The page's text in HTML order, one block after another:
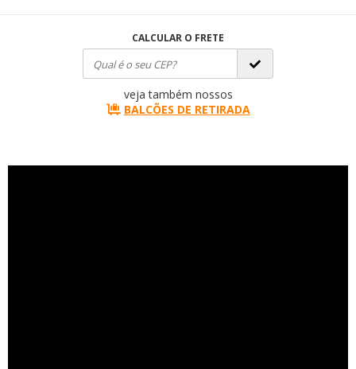
CALCULAR O FRETE
veja também nossos
BALCÕES DE RETIRADA